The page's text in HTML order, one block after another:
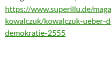
https://www.superillu.de/
kowalczuk/kowalczuk-ueber-
demokratie-2555